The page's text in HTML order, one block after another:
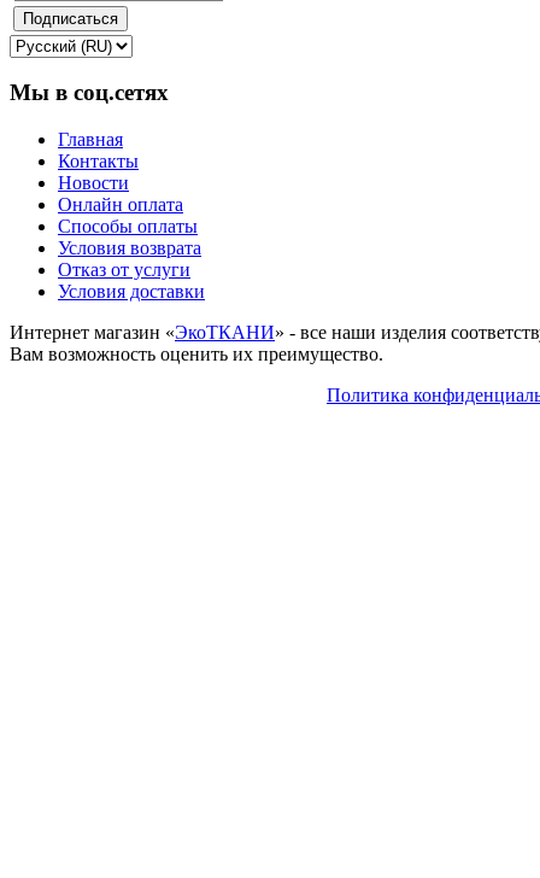
Мы в соц.сетях
Главная
Контакты
Новости
Онлайн оплата
Способы оплаты
Условия возврата
Отказ от услуги
Условия доставки
Интернет магазин «ЭкоТКАНИ» - все наши изделия
Вам возможность оценить их преимущество.
Политика